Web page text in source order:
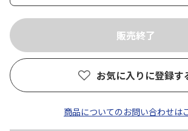
お気に入りに登録す
商品についてのお問い合わせは